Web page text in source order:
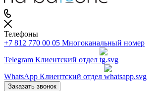
Телефоны
+7 812 770 00 05 Многоканальный номер
Telegram Клиентский отдел
WhatsApp Клиентский отдел
Заказать звонок